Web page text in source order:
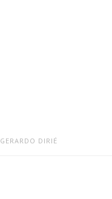
GERARDO DIRIÉ